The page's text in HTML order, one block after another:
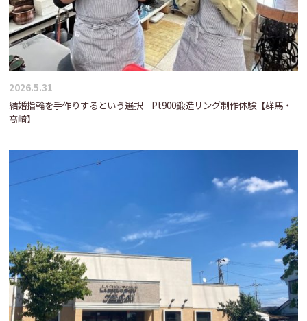
2026.5.31
結婚指輪を手作りするという選択｜Pt900鍛造リング制作体験【群馬・
高崎】